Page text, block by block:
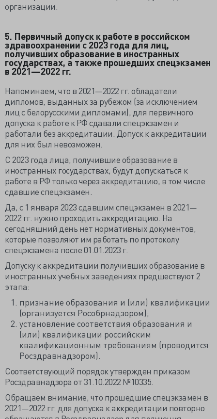
организации.
5. Первичный допуск к работе в российском
здравоохранении c 2023 года для лиц,
получивших образование в иностранных
государствах, а также прошедших спецэкзамен
в 2021—2022 гг.
Напоминаем, что в 2021—2022 гг. обладатели
дипломов, выданных за рубежом (за исключением
лиц с белорусскими дипломами), для первичного
допуска к работе к РФ сдавали спецэкзамен и
работали без аккредитации. Допуск к аккредитации
для них был невозможен.
С 2023 года лица, получившие образование в
иностранных государствах, будут допускаться к
работе в РФ только через аккредитацию, в том числе
сдавшие спецэкзамен.
Да, с 1 января 2023 сдавшим спецэкзамен в 2021—
2022 гг. нужно проходить аккредитацию. На
сегодняшний день нет нормативных документов,
которые позволяют им работать по протоколу
спецэкзамена после 01.01.2023 г.
Допуску к аккредитации получивших образование в
иностранных учебных заведениях предшествуют 2
этапа:
признание образования и (или) квалификации
(организуется Рособрнадзором);
установление соответствия образования и
(или) квалификации российским
квалификационным требованиям (проводится
Росздравнадзором).
Соответствующий порядок утвержден приказом
Росздравнадзора от 31.10.2022 №10335.
Обращаем внимание, что прошедшие спецэкзамен в
2021—2022 гг. для допуска к аккредитации повторно